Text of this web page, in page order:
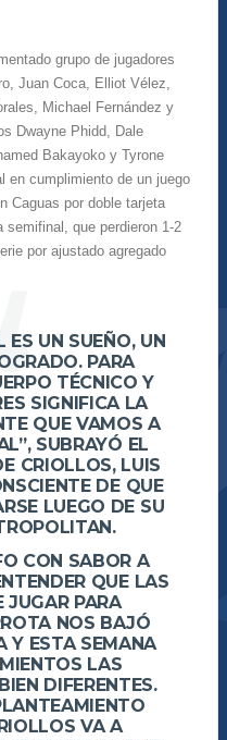
grupo de jugadores
Juan Coca, Elliot Vélez,
Michael Fernández y
Dwayne Phidd, Dale
Bakayoko y Tyrone
en cumplimiento de un juego
Caguas por doble tarjeta
semifinal, que perdieron 1-2
por ajustado agregado
ES UN SUEÑO, UN
PARA
TÉCNICO Y
SIGNIFICA LA
QUE VAMOS A
SUBRAYÓ EL
CRIOLLOS, LUIS
DE QUE
LUEGO DE SU
CON SABOR A
QUE LAS
JUGAR PARA
NOS BAJÓ
Y ESTA SEMANA
LAS
DIFERENTES.
VA A